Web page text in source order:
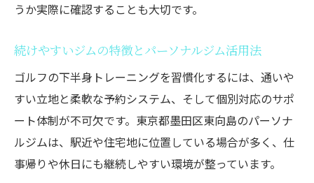
うか実際に確認することも大切です。
続けやすいジムの特徴とパーソナルジム活用法
ゴルフの下半身トレーニングを習慣化するには、通いや
すい立地と柔軟な予約システム、そして個別対応のサポ
ート体制が不可欠です。東京都墨田区東向島のパーソナ
ルジムは、駅近や住宅地に位置している場合が多く、仕
事帰りや休日にも継続しやすい環境が整っています。